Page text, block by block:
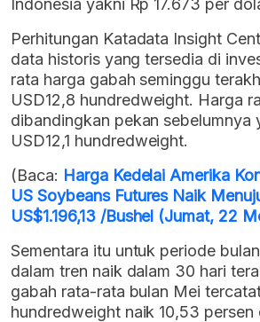
Indonesia yakni Rp 17.673 per
Perhitungan Katadata Insight
data historis yang tersedia di
rata harga gabah seminggu
USD12,8 hundredweight. Harga
dibandingkan pekan sebelumnya
USD12,1 hundredweight.
(Baca: Harga Kedelai Amerika
US Soybeans Futures Naik
US$1.196,13 /Bushel (Jumat, 22
Sementara itu untuk periode
dalam tren naik dalam 30 hari
gabah rata-rata bulan Mei
hundredweight naik 10,53 persen